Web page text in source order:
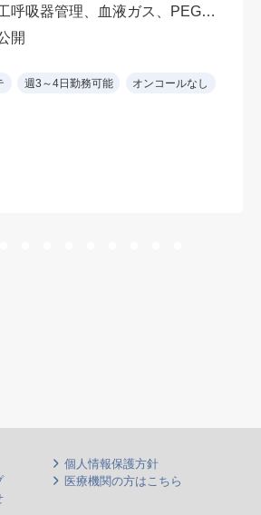
呼吸器管理、血液ガス、PEG・
う交換など、入院患者の処置対
・遅番各週1回。週4日勤務可
開
週3～4日勤務可能 オンコールなし
個人情報保護方針
医療機関の方はこちら